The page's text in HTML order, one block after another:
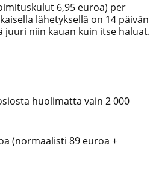
6,95 euroa) per
lähetyksellä on 14 päivän
juuri niin kauan kuin itse haluat.
huolimatta vain 2 000
(normaalisti 89 euroa +